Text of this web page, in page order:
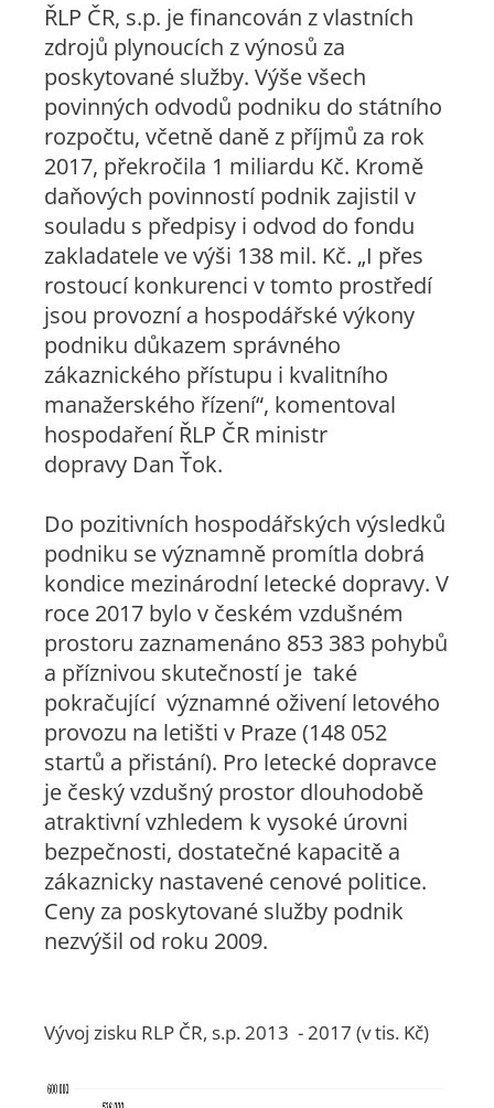
ŘLP ČR, s.p. je financován z vlastních
zdrojů plynoucích z výnosů za
poskytované služby. Výše všech
povinných odvodů podniku do státního
rozpočtu, včetně daně z příjmů za rok
2017, překročila 1 miliardu Kč. Kromě
daňových povinností podnik zajistil v
souladu s předpisy i odvod do fondu
zakladatele ve výši 138 mil. Kč. „I přes
rostoucí konkurenci v tomto prostředí
jsou provozní a hospodářské výkony
podniku důkazem správného
zákaznického přístupu i kvalitního
manažerského řízení“, komentoval
hospodaření ŘLP ČR ministr
dopravy Dan Ťok.
Do pozitivních hospodářských výsledků
podniku se významně promítla dobrá
kondice mezinárodní letecké dopravy. V
roce 2017 bylo v českém vzdušném
prostoru zaznamenáno 853 383 pohybů
a příznivou skutečností je také
pokračující významné oživení letového
provozu na letišti v Praze (148 052
startů a přistání). Pro letecké dopravce
je český vzdušný prostor dlouhodobě
atraktivní vzhledem k vysoké úrovni
bezpečnosti, dostatečné kapacitě a
zákaznicky nastavené cenové politice.
Ceny za poskytované služby podnik
nezvýšil od roku 2009.
Vývoj zisku RLP ČR, s.p. 2013 - 2017 (v tis. Kč)